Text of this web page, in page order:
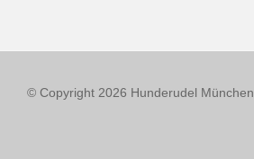
© Copyright 2026 Hunderudel München